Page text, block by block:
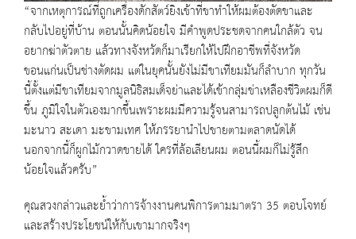
“จากเหตุการณ์ที่ถูกเครื่องดักสัตว์ยิงเข้าที่ขาทำให้ผมต้องตัดขาและ
กลับไปอยู่ที่บ้าน ตอนนั้นคิดน้อยใจ มีคำพูดประชดจากคนใกล้ตัว จน
อยากฆ่าตัวตาย แล้วทางจังหวัดก็มาเรียกให้ไปฝึกอาชีพที่จังหวัด
ขอนแก่นเป็นช่างตัดผม แต่ในยุคนั้นยังไม่มีขาเทียมมันก็ลำบาก ทุกวัน
นี้ตั้งแต่มีขาเทียมจากมูลนิธิสมเด็จย่าและได้เข้ากลุ่มข่าเหลืองชีวิตผมก็ดี
ขึ้น ภูมิใจในตัวเองมากขึ้นเพราะผมมีความรู้จนสามารถปลูกต้นไม้ เช่น
มะนาว สะเดา มะขามเทศ ให้ภรรยานำไปขายตามตลาดนัดได้
นอกจากนี้ก็ผูกไม้กวาดขายได้ ใครที่ล้อเลียนผม ตอนนี้ผมก็ไม่รู้สึก
น้อยใจแล้วครับ”
คุณสวงกล่าวและย้ำว่าการจ้างงานคนพิการตามมาตรา 35 ตอบโจทย์
และสร้างประโยชน์ให้กับเขามากจริงๆ